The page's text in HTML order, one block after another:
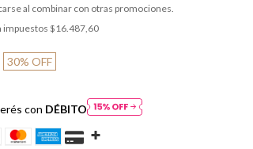
al combinar con otras promociones.
impuestos $16.487,60
30% OFF
con DÉBITO